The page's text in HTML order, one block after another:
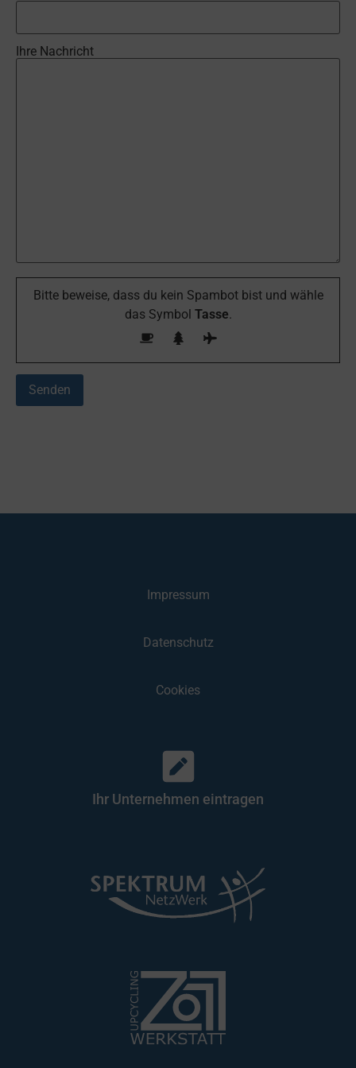
Ihre Nachricht
Bitte beweise, dass du kein Spambot bist und wähle
das Symbol Tasse.
Impressum
Datenschutz
Cookies
Ihr Unternehmen eintragen